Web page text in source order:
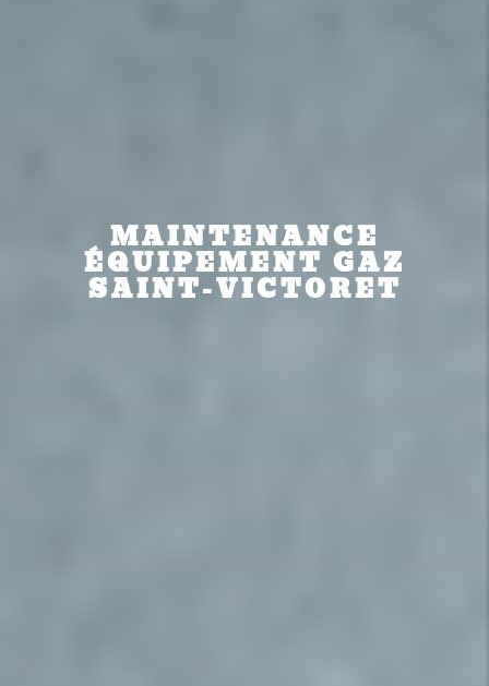
MAINTENANCE
ÉQUIPEMENT GAZ
SAINT-VICTORET